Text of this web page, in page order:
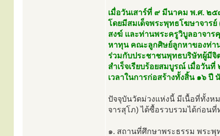
เมื่อวันเสาร์ที่ ๙ มีนาคม พ.ศ. ๒๕
โดยมีสมเด็จพระพุทธโฆษาจาร
สงฆ์ และท่านพระครูวิบูลอาจาร
หาทุน คณะลูกศิษย์ลูกหาของท่า
ร่วมกับประชาชนพุทธบริษัทผู้มีจิ
สำเร็จเรียบร้อยสมบูรณ์ เมื่อวัน
เวลาในการก่อสร้างทั้งสิ้น ๑๖
ปัจจุบันวัดม่วงแห่งนี้ มีเนื้อที่ทั้งห
จารสุโภ) ได้ซื้อรวบรวมได้ก่อน
๑. สถานที่ศึกษาพระธรรม พระ